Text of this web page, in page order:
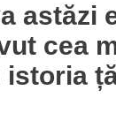
astăzi
cea